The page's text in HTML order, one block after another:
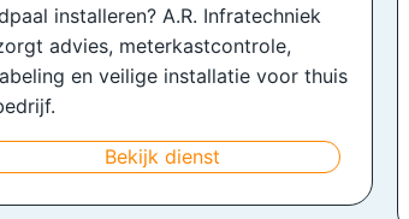
installeren? A.R. Infratechniek
advies, meterkastcontrole,
en veilige installatie voor thuis
Bekijk dienst